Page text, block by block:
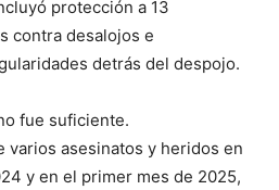
protección a 13
contra desalojos e
detrás del despojo.
fue suficiente.
varios asesinatos y heridos en
y en el primer mes de 2025,